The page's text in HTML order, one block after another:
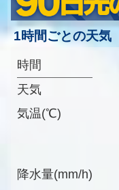
1時間ごとの天気
時間
天気
気温(℃)
降水量(mm/h)